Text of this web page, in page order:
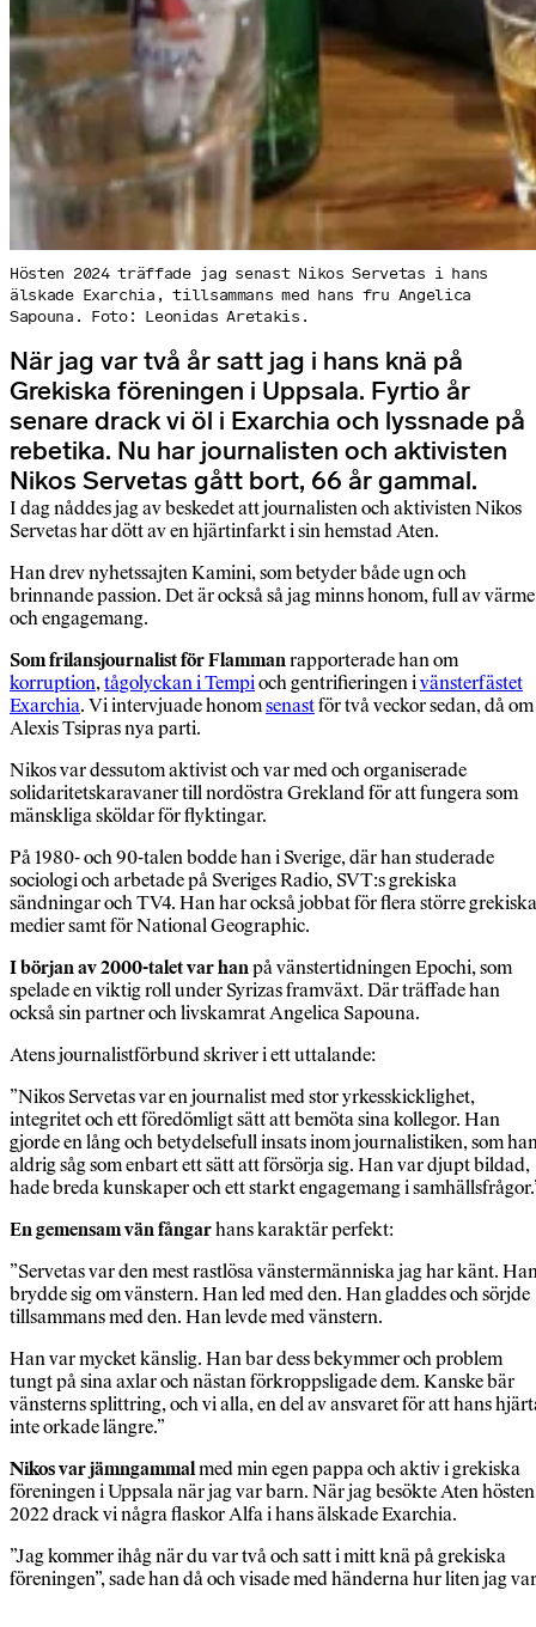
Hösten 2024 träffade jag senast Nikos Servetas i hans
älskade Exarchia, tillsammans med hans fru Angelica
Sapouna. Foto: Leonidas Aretakis.
När jag var två år satt jag i hans knä på
Grekiska föreningen i Uppsala. Fyrtio år
senare drack vi öl i Exarchia och lyssnade på
rebetika. Nu har journalisten och aktivisten
Nikos Servetas gått bort, 66 år gammal.
I dag nåddes jag av beskedet att journalisten och aktivisten Nikos
Servetas har dött av en hjärtinfarkt i sin hemstad Aten.
Han drev nyhetssajten Kamini, som betyder både ugn och
brinnande passion. Det är också så jag minns honom, full av värme
och engagemang.
Som frilansjournalist för Flammanrapporterade han om
korruption,tågolyckan i Tempioch gentrifieringen ivänsterfästet
Exarchia. Vi intervjuade honomsenastför två veckor sedan, då om
Alexis Tsipras nya parti.
Nikos var dessutom aktivist och var med och organiserade
solidaritetskaravaner till nordöstra Grekland för att fungera som
mänskliga sköldar för flyktingar.
På 1980- och 90-talen bodde han i Sverige, där han studerade
sociologi och arbetade på Sveriges Radio, SVT:s grekiska
sändningar och TV4. Han har också jobbat för flera större grekiska
medier samt för National Geographic.
I början av 2000-talet var hanpå vänstertidningen Epochi, som
spelade en viktig roll under Syrizas framväxt. Där träffade han
också sin partner och livskamrat Angelica Sapouna.
Atens journalistförbund skriver i ett uttalande:
”Nikos Servetas var en journalist med stor yrkesskicklighet,
integritet och ett föredömligt sätt att bemöta sina kollegor. Han
gjorde en lång och betydelsefull insats inom journalistiken, som
aldrig såg som enbart ett sätt att försörja sig. Han var djupt bildad,
hade breda kunskaper och ett starkt engagemang i
En gemensam vän fångarhans karaktär perfekt:
”Servetas var den mest rastlösa vänstermänniska jag har känt.
brydde sig om vänstern. Han led med den. Han gladdes och sörjde
tillsammans med den. Han levde med vänstern.
Han var mycket känslig. Han bar dess bekymmer och problem
tungt på sina axlar och nästan förkroppsligade dem. Kanske bär
vänsterns splittring, och vi alla, en del av ansvaret för att hans
inte orkade längre.”
Nikos var jämngammalmed min egen pappa och aktiv i grekiska
föreningen i Uppsala när jag var barn. När jag besökte Aten hösten
2022 drack vi några flaskor Alfa i hans älskade Exarchia.
”Jag kommer ihåg när du var två och satt i mitt knä på grekiska
föreningen”, sade han då och visade med händerna hur liten jag